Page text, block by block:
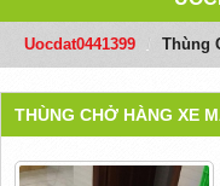
Uocdat0441399 Thùng
THÙNG CHỞ HÀNG XE